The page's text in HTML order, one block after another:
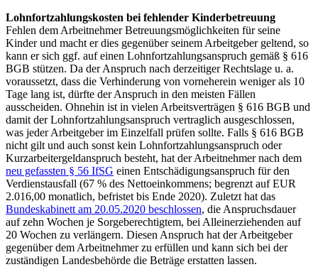
Lohnfortzahlungskosten bei fehlender Kinderbetreuung
Fehlen dem Arbeitnehmer Betreuungsmöglichkeiten für seine
Kinder und macht er dies gegenüber seinem Arbeitgeber geltend, so
kann er sich ggf. auf einen Lohnfortzahlungsanspruch gemäß § 616
BGB stützen. Da der Anspruch nach derzeitiger Rechtslage u. a.
voraussetzt, dass die Verhinderung von vorneherein weniger als 10
Tage lang ist, dürfte der Anspruch in den meisten Fällen
ausscheiden. Ohnehin ist in vielen Arbeitsverträgen § 616 BGB und
damit der Lohnfortzahlungsanspruch vertraglich ausgeschlossen,
was jeder Arbeitgeber im Einzelfall prüfen sollte. Falls § 616 BGB
nicht gilt und auch sonst kein Lohnfortzahlungsanspruch oder
Kurzarbeitergeldanspruch besteht, hat der Arbeitnehmer nach dem
neu gefassten § 56 IfSG einen Entschädigungsanspruch für den
Verdienstausfall (67 % des Nettoeinkommens; begrenzt auf EUR
2.016,00 monatlich, befristet bis Ende 2020). Zuletzt hat das
Bundeskabinett am 20.05.2020 beschlossen, die Anspruchsdauer
auf zehn Wochen je Sorgeberechtigtem, bei Alleinerziehenden auf
20 Wochen zu verlängern. Diesen Anspruch hat der Arbeitgeber
gegenüber dem Arbeitnehmer zu erfüllen und kann sich bei der
zuständigen Landesbehörde die Beträge erstatten lassen.